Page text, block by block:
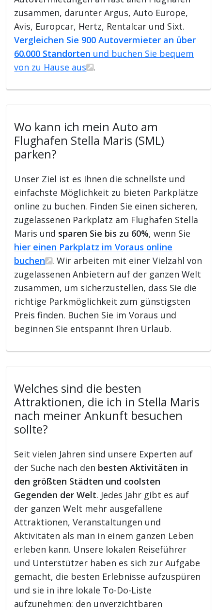
zusammen, darunter Argus, Auto Europe,
Avis, Europcar, Hertz, Rentalcar und Sixt.
Vergleichen Sie 900 Autovermieter an über
60.000 Standorten und buchen Sie bequem
von zu Hause aus
.
Wo kann ich mein Auto am
Flughafen Stella Maris (SML)
parken?
Unser Ziel ist es Ihnen die schnellste und
einfachste Möglichkeit zu bieten Parkplätze
online zu buchen. Finden Sie einen sicheren,
zugelassenen Parkplatz am Flughafen Stella
Maris und sparen Sie bis zu 60%, wenn Sie
hier einen Parkplatz im Voraus online
buchen
. Wir arbeiten mit einer Vielzahl von
zugelassenen Anbietern auf der ganzen Welt
zusammen, um sicherzustellen, dass Sie die
richtige Parkmöglichkeit zum günstigsten
Preis finden. Buchen Sie im Voraus und
beginnen Sie entspannt Ihren Urlaub.
Welches sind die besten
Attraktionen, die ich in Stella Maris
nach meiner Ankunft besuchen
sollte?
Seit vielen Jahren sind unsere Experten auf
der Suche nach den besten Aktivitäten in
den größten Städten und coolsten
Gegenden der Welt. Jedes Jahr gibt es auf
der ganzen Welt mehr ausgefallene
Attraktionen, Veranstaltungen und
Aktivitäten als man in einem ganzen Leben
erleben kann. Unsere lokalen Reiseführer
und Unterstützer haben es sich zur Aufgabe
gemacht, die besten Erlebnisse aufzuspüren
und sie in ihre lokale To-Do-Liste
aufzunehmen: den unverzichtbaren